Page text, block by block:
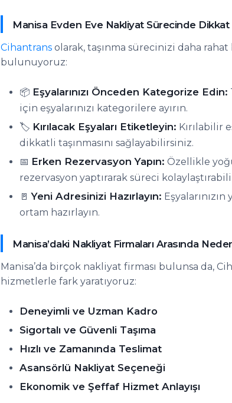
Manisa Evden Eve Nakliyat Sürecinde
Cihantrans olarak, taşınma sürecinizi daha
bulunuyoruz:
📦 Eşyalarınızı Önceden Kategorize Edin:
için eşyalarınızı kategorilere ayırın.
🏷️ Kırılacak Eşyaları Etiketleyin: Kırılabilir
dikkatli taşınmasını sağlayabilirsiniz.
📅 Erken Rezervasyon Yapın: Özellikle
rezervasyon yaptırarak süreci
🚪Yeni Adresinizi Hazırlayın:
ortam hazırlayın.
Manisa’daki Nakliyat Firmaları Arasında
Manisa’da birçok nakliyat firması bulunsa da,
hizmetlerle fark yaratıyoruz:
Deneyimli ve Uzman Kadro
Sigortalı ve Güvenli Taşıma
Hızlı ve Zamanında Teslimat
Asansörlü Nakliyat Seçeneği
Ekonomik ve Şeffaf Hizmet Anlayışı